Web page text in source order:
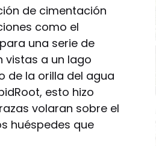
de cimentación
como el
una serie de
vistas a un lago
de la orilla del agua
esto hizo
volaran sobre el
huéspedes que